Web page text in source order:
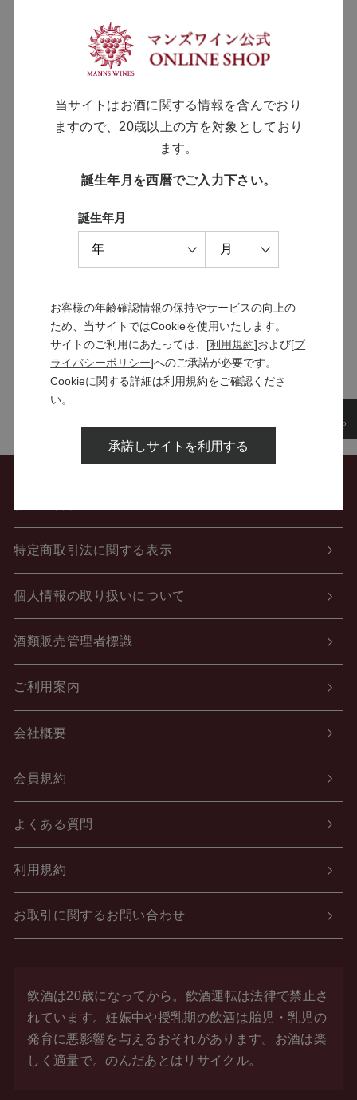
繊細な果実味と適度な樽香のバランスの良い
ワイン
￥6,600
SOLARISシリーズ
特設サイト
特定商取引法に関する表示
個人情報の取り扱いについて
酒類販売管理者標識
ご利用案内
会社概要
会員規約
よくある質問
利用規約
お取引に関するお問い合わせ
飲酒は20歳になってから。飲酒運転は法律で禁止さ
れています。妊娠中や授乳期の飲酒は胎児・乳児の
発育に悪影響を与えるおそれがあります。お酒は楽
しく適量で。のんだあとはリサイクル。
当サイトはお酒に関する情報を含んでおり
ますので、20歳以上の方を対象としており
ます。
誕生年月を西暦でご入力下さい。
誕生年月
お客様の年齢確認情報の保持やサービスの向上の
ため、当サイトではCookieを使用いたします。
サイトのご利用にあたっては、[利用規約]および[プ
ライバシーポリシー]へのご承諾が必要です。
Cookieに関する詳細は利用規約をご確認くださ
い。
承諾しサイトを利用する